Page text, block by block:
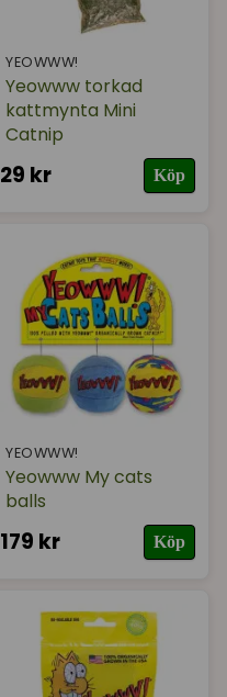
YEOWWW!
Yeowww torkad
kattmynta Mini
Catnip
29 kr Köp
YEOWWW!
Yeowww My cats
balls
179 kr Köp